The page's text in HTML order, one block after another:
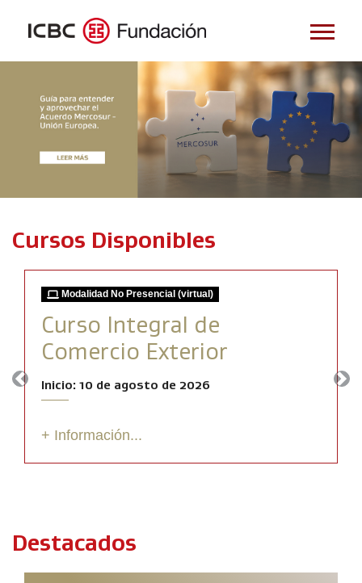
Cursos Disponibles
Modalidad No Presencial (virtual)
Curso Integral de
Comercio Exterior
Inicio: 10 de agosto de 2026
+ Información...
Previous
Destacados